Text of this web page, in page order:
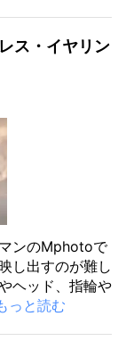
ス・イヤリン
ンのMphotoで
し出すのが難し
ヘッド、指輪や
っと読む